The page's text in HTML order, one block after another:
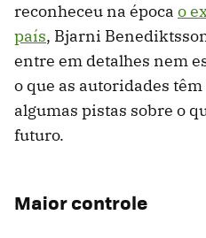
reconheceu na época o
país, Bjarni
entre em detalhes nem
o que as autoridades
algumas pistas sobre o
futuro.
Maior controle